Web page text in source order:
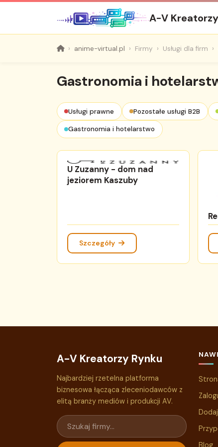
A-V
anime-virtual.pl Firmy Usługi dla firm
Gastronomia i
Usługi prawne Pozostałe usługi B2B
Gastronomia i hotelarstwo
U Zuzanny - dom nad
jeziorem Kaszuby
Szczegóły
A-V Kreatorzy Rynku
Najbardziej rzetelna platforma
biznesowa łącząca zleceniodawców z
elitą branży mediów i produkcji AV.
Blog